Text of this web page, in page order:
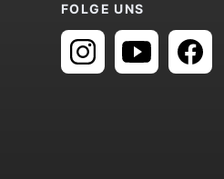
FOLGE UNS